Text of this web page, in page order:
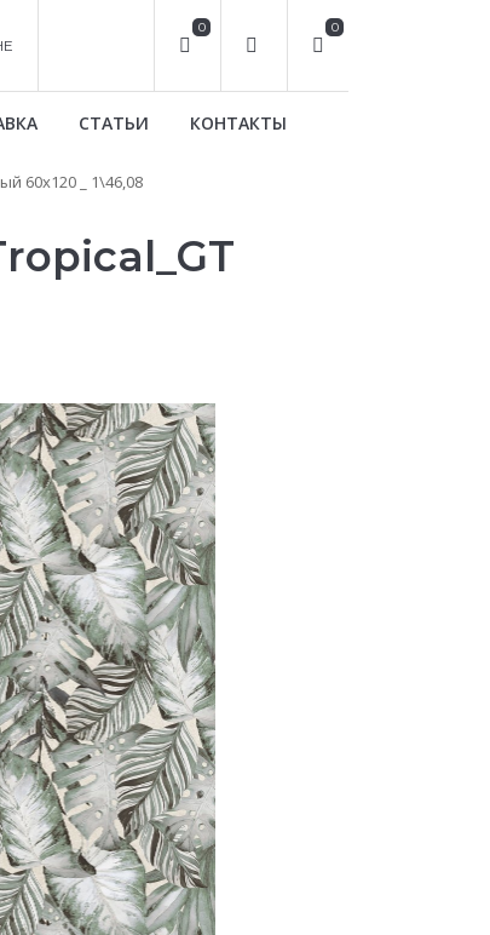
0 0
СТАТЬИ КОНТАКТЫ
60x120 _ 1\46,08